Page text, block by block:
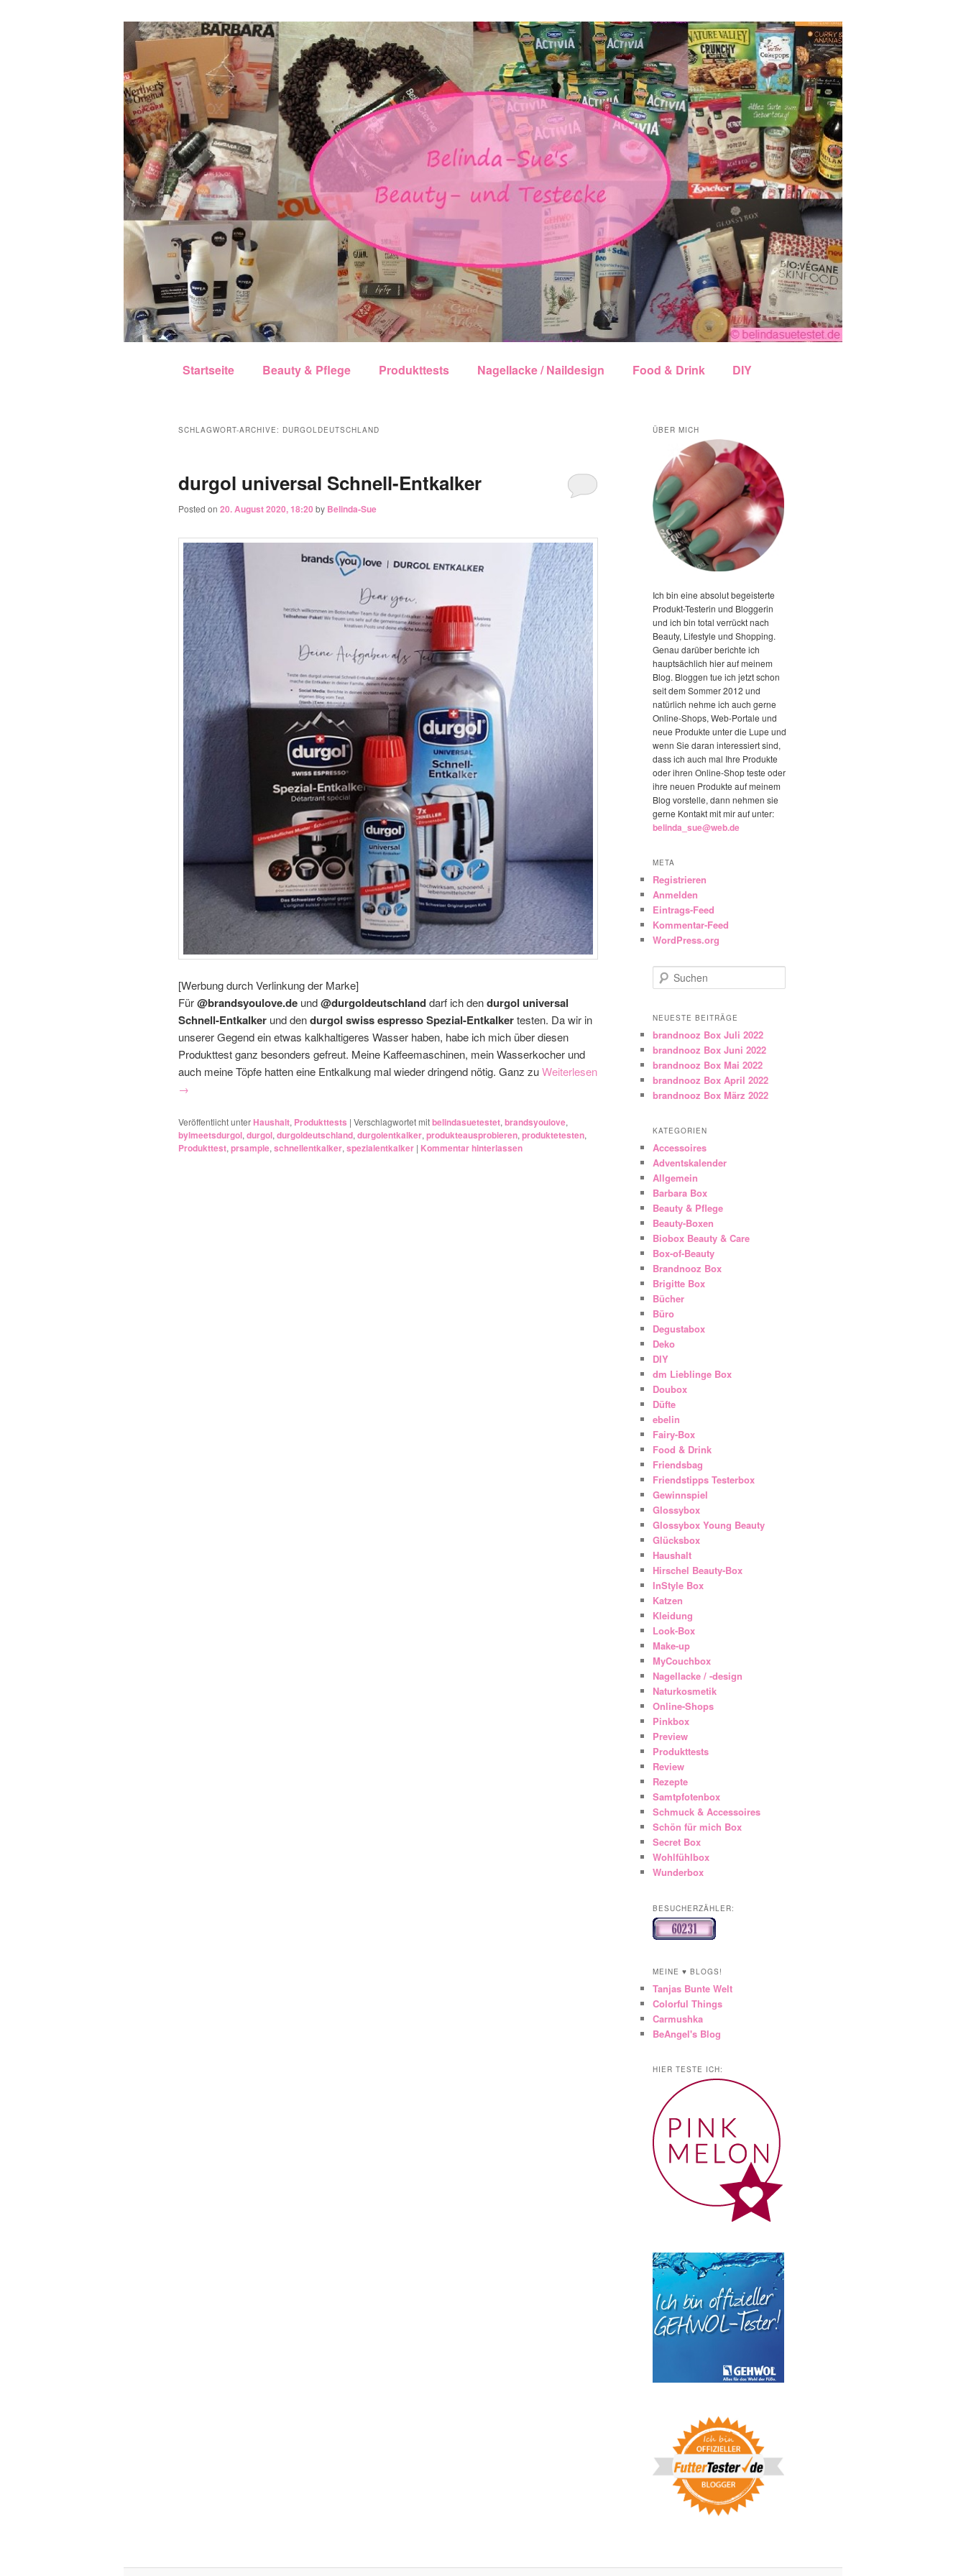
Zum Inhalt wechseln
Zum sekundären Inhalt wechseln
Startseite Beauty & Pflege Produkttests Nagellacke / Naildesign Food & Drink DIY
SCHLAGWORT-ARCHIVE: DURGOLDEUTSCHLAND
durgol universal Schnell-Entkalker
Posted on 20. August 2020, 18:20 by Belinda-Sue
[Werbung durch Verlinkung der Marke]
Für@brandsyoulove.de und@durgoldeutschlanddarf ich dendurgol universal
Schnell-Entkalker und dendurgol swiss espresso Spezial-Entkalkertesten. Da wir in
unserer Gegend ein etwas kalkhaltigeres Wasser haben, habe ich mich über diesen
Produkttest ganz besonders gefreut. Meine Kaffeemaschinen, mein Wasserkocher und
auch meine Töpfe hatten eine Entkalkung mal wieder dringend nötig. Ganz zuWeiterlesen
→
Veröffentlicht unterHaushalt, Produkttests | Verschlagwortet mitbelindasuetestet, brandsyoulove,
bylmeetsdurgol, durgol, durgoldeutschland, durgolentkalker, produkteausprobieren, produktetesten,
Produkttest, prsample, schnellentkalker, spezialentkalker | Kommentar hinterlassen
ÜBER MICH
Ich bin eine absolut begeisterte
Produkt-Testerin und Bloggerin
und ich bin total verrückt nach
Beauty, Lifestyle und Shopping.
Genau darüber berichte ich
hauptsächlich hier auf meinem
Blog. Bloggen tue ich jetzt schon
seit dem Sommer 2012 und
natürlich nehme ich auch gerne
Online-Shops, Web-Portale und
neue Produkte unter die Lupe und
wenn Sie daran interessiert sind,
dass ich auch mal Ihre Produkte
oder ihren Online-Shop teste oder
ihre neuen Produkte auf meinem
Blog vorstelle, dann nehmen sie
gerne Kontakt mit mir auf unter:
belinda_sue@web.de
META
Registrieren
Anmelden
Eintrags-Feed
Kommentar-Feed
WordPress.org
Suchen
NEUESTE BEITRÄGE
brandnooz Box Juli 2022
brandnooz Box Juni 2022
brandnooz Box Mai 2022
brandnooz Box April 2022
brandnooz Box März 2022
KATEGORIEN
Accessoires
Adventskalender
Allgemein
Barbara Box
Beauty & Pflege
Beauty-Boxen
Biobox Beauty & Care
Box-of-Beauty
Brandnooz Box
Brigitte Box
Bücher
Büro
Degustabox
Deko
DIY
dm Lieblinge Box
Doubox
Düfte
ebelin
Fairy-Box
Food & Drink
Friendsbag
Friendstipps Testerbox
Gewinnspiel
Glossybox
Glossybox Young Beauty
Glücksbox
Haushalt
Hirschel Beauty-Box
InStyle Box
Katzen
Kleidung
Look-Box
Make-up
MyCouchbox
Nagellacke / -design
Naturkosmetik
Online-Shops
Pinkbox
Preview
Produkttests
Review
Rezepte
Samtpfotenbox
Schmuck & Accessoires
Schön für mich Box
Secret Box
Wohlfühlbox
Wunderbox
BESUCHERZÄHLER:
MEINE ♥ BLOGS!
Tanjas Bunte Welt
Colorful Things
Carmushka
BeAngel's Blog
HIER TESTE ICH: